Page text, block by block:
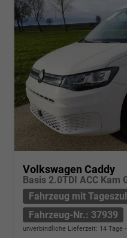
Volkswagen Caddy
Basis 2.0TDI ACC Kam
Fahrzeug mit
Fahrzeug-Nr.: 37939
unverbindliche Lieferzeit: 14 Tage